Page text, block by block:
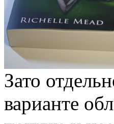
Зато
варианте